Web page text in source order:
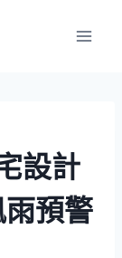
設計
預警